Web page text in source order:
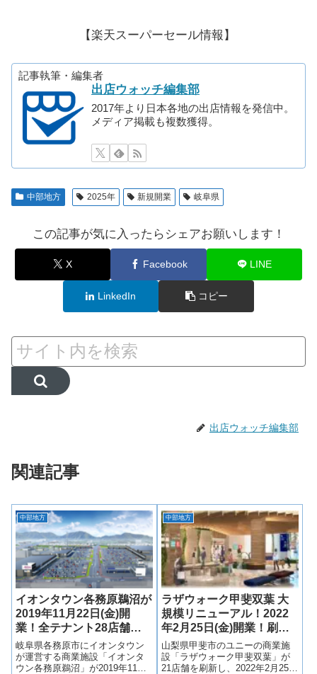
【楽天スーパーセール情報】
記事執筆・編集者
出店ウォッチ編集部
2017年より日本各地の出店情報を発信中。
メディア掲載も複数獲得。
中部地方 2025年 新規開業 岐阜県
この記事が気に入ったらシェアお願いします！
X Facebook LINE
LinkedIn コピー
出店ウォッチ編集部
関連記事
中部地方
イオンタウン各務原鵜沼が
2019年11月22日(金)開
業！全テナント28店舗一
覧！最新情報も！
岐阜県各務原市にイオンタウン
が運営する商業施設「イオンタ
ウン各務原鵜沼」が2019年11月
中部地方
ラザウォーク甲斐双葉 大
規模リニューアル！2022
年2月25日(金)開業！刷新
テナント21店舗一覧！
山梨県甲斐市のユニーの商業施
設「ラザウォーク甲斐双葉」が
21店舗を刷新し、2022年2月25日